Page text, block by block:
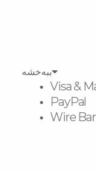
ببەخشە
Visa &
PayPal
Wire